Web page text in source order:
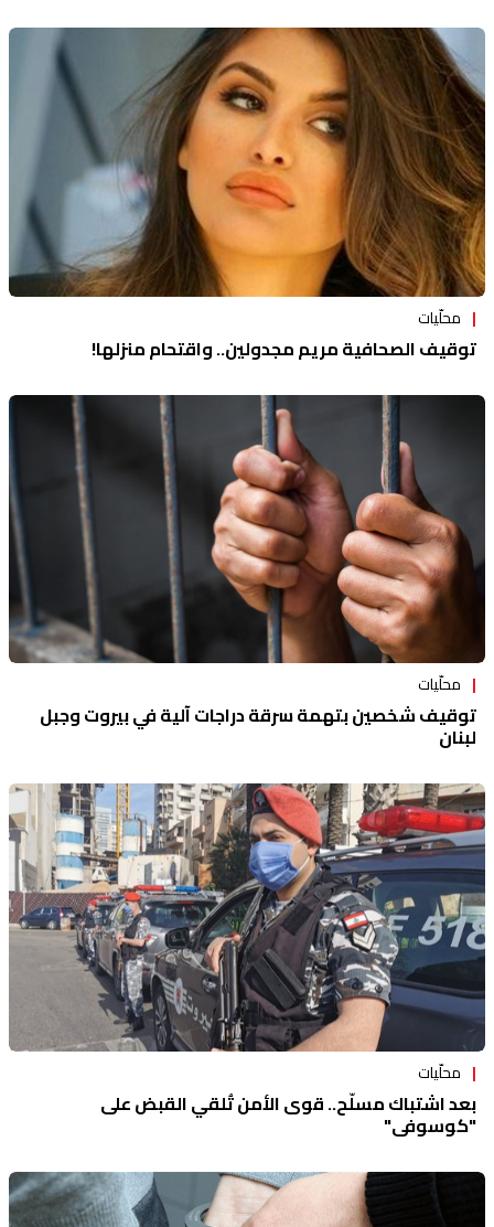
محلّيات
توقيف الصحافية مريم مجدولين.. واقتحام منزلها!
محلّيات
توقيف شخصين بتهمة سرقة دراجات آلية في بيروت وجبل
لبنان
محلّيات
بعد اشتباك مسلّح.. قوى الأمن تُلقي القبض على
"كوسوفي"